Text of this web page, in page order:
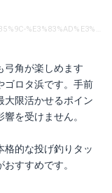
弓角が楽しめます
ゴロタ浜です。手前
大限活かせるポイン
を受けません。
格的な投げ釣りタッ
すすめです。